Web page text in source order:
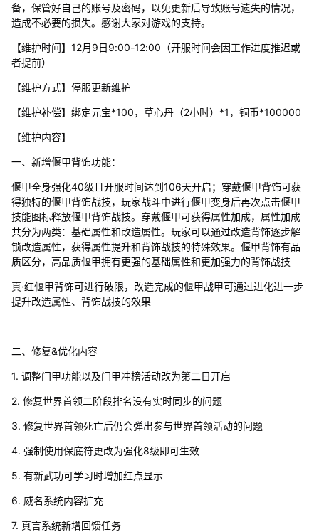
备，保管好自己的账号及密码，以免更新后导致账号遗失的情况，
造成不必要的损失。感谢大家对游戏的支持。
【维护时间】12月9日9:00-12:00（开服时间会因工作进度推迟或
者提前）
【维护方式】停服更新维护
【维护补偿】绑定元宝*100，草心丹（2小时）*1，铜币*100000
【维护内容】
一、新增偃甲背饰功能：
偃甲全身强化40级且开服时间达到106天开启；穿戴偃甲背饰可获
得独特的偃甲背饰战技，玩家战斗中进行偃甲变身后再次点击偃甲
技能图标释放偃甲背饰战技。穿戴偃甲可获得属性加成，属性加成
共分为两类：基础属性和改造属性。玩家可以通过改造背饰逐步解
锁改造属性，获得属性提升和背饰战技的特殊效果。偃甲背饰有品
质区分，高品质偃甲拥有更强的基础属性和更加强力的背饰战技
真·红偃甲背饰可进行破限，改造完成的偃甲战甲可通过进化进一步
提升改造属性、背饰战技的效果
二、修复&优化内容
1. 调整门甲功能以及门甲冲榜活动改为第二日开启
2. 修复世界首领二阶段排名没有实时同步的问题
3. 修复世界首领死亡后仍会弹出参与世界首领活动的问题
4. 强制使用保底符更改为强化8级即可生效
5. 有新武功可学习时增加红点显示
6. 威名系统内容扩充
7. 真言系统新增回馈任务